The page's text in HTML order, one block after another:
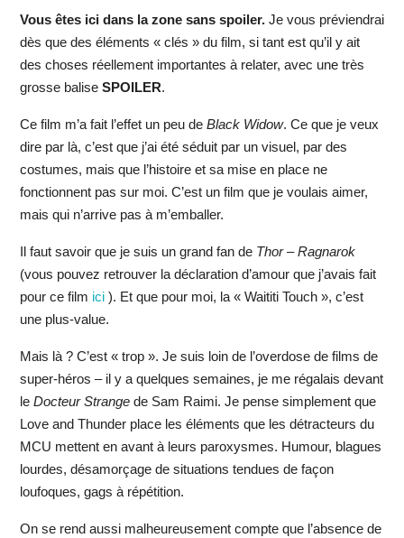
Vous êtes ici dans la zone sans spoiler.Je vous préviendrai
dès que des éléments « clés » du film, si tant est qu’il y ait
des choses réellement importantes à relater, avec une très
grosse balise SPOILER.
Ce film m’a fait l’effet un peu de Black Widow. Ce que je veux
dire par là, c’est que j’ai été séduit par un visuel, par des
costumes, mais que l’histoire et sa mise en place ne
fonctionnent pas sur moi. C’est un film que je voulais aimer,
mais qui n’arrive pas à m’emballer.
Il faut savoir que je suis un grand fan de Thor – Ragnarok
(vous pouvez retrouver la déclaration d’amour que j’avais fait
pour ce film ici). Et que pour moi, la « Waititi Touch », c’est
une plus-value.
Mais là ? C’est « trop ». Je suis loin de l’overdose de films de
super-héros – il y a quelques semaines, je me régalais devant
le Docteur Strangede Sam Raimi. Je pense simplement que
Love and Thunder place les éléments que les détracteurs du
MCU mettent en avant à leurs paroxysmes. Humour, blagues
lourdes, désamorçage de situations tendues de façon
loufoques, gags à répétition.
On se rend aussi malheureusement compte que l’absence de